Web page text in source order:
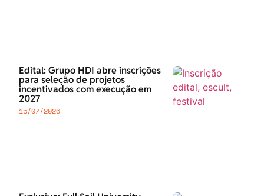
Edital: Grupo HDI abre inscrições
para seleção de projetos
incentivados com execução em
2027
15/07/2026